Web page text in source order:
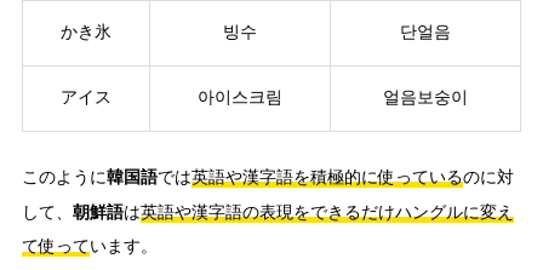
かき氷 빙수 단얼음
アイス 아이스크림 얼음보숭이
このように韓国語では英語や漢字語を積極的に使っているのに対
して、 朝鮮語は英語や漢字語の表現をできるだけハングルに変え
て使っています。